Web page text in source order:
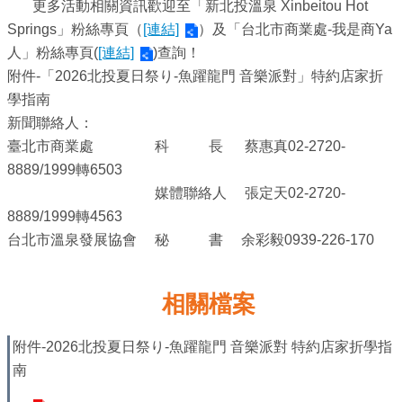
陳
情
系
統
政
府
站
資
告
更多活動相關資訊歡迎至「新北投溫泉 Xinbeitou Hot
Springs」粉絲專頁（ [連結]
）及「台北市商業處-我是商Ya
人」粉絲專頁([連結]
)查詢！
附件-「2026北投夏日祭り-魚躍龍門 音樂派對」特約店家折
學指南
新聞聯絡人：
臺北市商業處 科 長 蔡惠真02-2720-
8889/1999轉6503
媒體聯絡人 張定天02-2720-
8889/1999轉4563
台北市溫泉發展協會 秘 書 余彩毅0939-226-170
相關檔案
附件-2026北投夏日祭り-魚躍龍門 音樂派對 特約店家折學指
南